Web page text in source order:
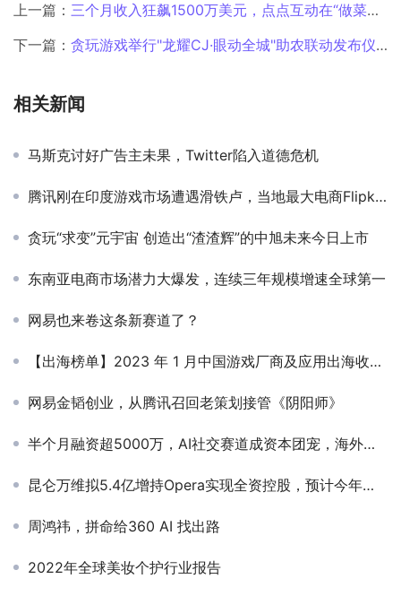
上一篇： 三个月收入狂飙1500万美元，点点互动在“做菜+合成”赛道也跑出来了？
下一篇： 贪玩游戏举行"龙耀CJ·眼动全城"助农联动发布仪式，创新"游戏IP+农产品"模式
相关新闻
马斯克讨好广告主未果，Twitter陷入道德危机
腾讯刚在印度游戏市场遭遇滑铁卢，当地最大电商Flipkart就趁虚而入？
贪玩“求变”元宇宙 创造出“渣渣辉”的中旭未来今日上市
东南亚电商市场潜力大爆发，连续三年规模增速全球第一
网易也来卷这条新赛道了？
【出海榜单】2023 年 1 月中国游戏厂商及应用出海收入 30 强
网易金韬创业，从腾讯召回老策划接管《阴阳师》
半个月融资超5000万，AI社交赛道成资本团宠，海外这款产品已月入千万
昆仑万维拟5.4亿增持Opera实现全资控股，预计今年前三季度净利超40亿
周鸿祎，拼命给360 AI 找出路
2022年全球美妆个护行业报告